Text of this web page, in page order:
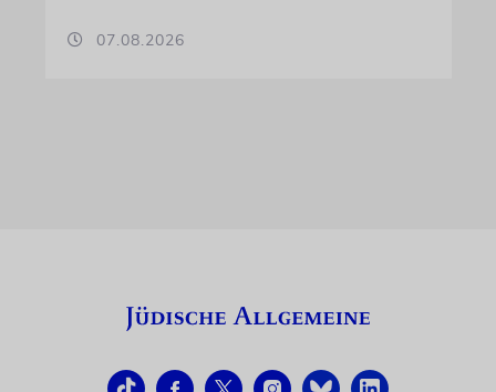
07.08.2026